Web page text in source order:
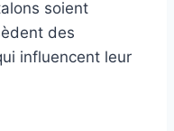
soient
des
influencent leur